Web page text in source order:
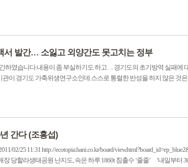
서 발간… 소잃고 외양간도 못고치는 정부
하였습니다.내용이 좀 부실하기도 하고… 경기도의 초기방역 실패에
관이 경기도 가축위생연구소인데 스스로 통렬한 반성을 하지 않은 것
간다 (조홍섭)
02/25 11:31 http://ecotopia.hani.co.kr/board/
장 당할라생태공원 난지도, 속은 하루 1860t 침출수 ‘줄줄’ ‘내일부터